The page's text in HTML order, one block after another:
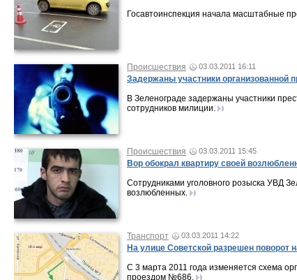
Госавтоинспекция начала масштабные
Происшествия 03.03.2011 16:11
Задержаны участники организованной
В Зеленограде задержаны участники
сотрудников милиции.
Происшествия 03.03.2011 15:45
Вор обокрал квартиру своей
Сотрудниками уголовного розыска УВД
возлюбленных.
Транспорт 03.03.2011 14:22
На улице Советской разрешен поворот
С 3 марта 2011 года изменяется схема
проездом №686.